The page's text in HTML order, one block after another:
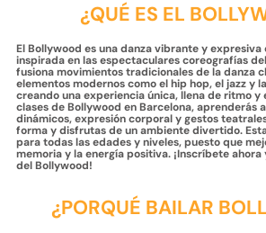
¿QUÉ ES EL
El Bollywood es una danza vibrante y expresiva
inspirada en las espectaculares coreografías
fusiona movimientos tradicionales de la danza
elementos modernos como el hip hop, el jazz y
creando una experiencia única, llena de ritmo y
clases de Bollywood en Barcelona, ​​aprenderás
dinámicos, expresión corporal y gestos
forma y disfrutas de un ambiente divertido.
para todas las edades y niveles, puesto que
memoria y la energía positiva. ¡Inscríbete
del Bollywood!
¿PORQUÉ BAILAR